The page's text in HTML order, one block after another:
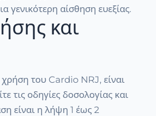
γενικότερη αίσθηση ευεξίας.
και
χρήση του Cardio NRJ, είναι
τις οδηγίες δοσολογίας και
είναι η λήψη 1 έως 2